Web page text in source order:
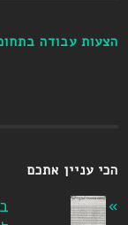
הצעות עבודה
הכי עניין אתכם